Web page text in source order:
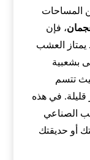
المساحات
، فإن
يمتاز العشب
بشعبية
تتسم
قليلة. في هذه
الصناعي
أو حديقتك